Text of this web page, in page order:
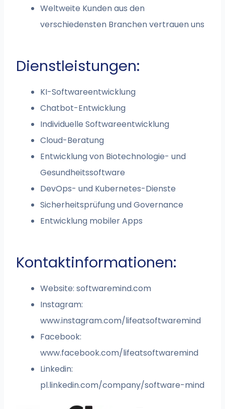
Weltweite Kunden aus den
verschiedensten Branchen vertrauen uns
Dienstleistungen:
KI-Softwareentwicklung
Chatbot-Entwicklung
Individuelle Softwareentwicklung
Cloud-Beratung
Entwicklung von Biotechnologie- und
Gesundheitssoftware
DevOps- und Kubernetes-Dienste
Sicherheitsprüfung und Governance
Entwicklung mobiler Apps
Kontaktinformationen:
Website: softwaremind.com
Instagram:
www.instagram.com/lifeatsoftwaremind
Facebook:
www.facebook.com/lifeatsoftwaremind
Linkedin:
pl.linkedin.com/company/software-mind